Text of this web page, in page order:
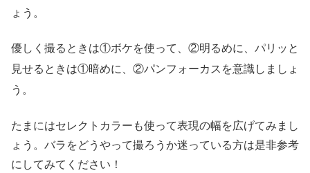
ょう。
優しく撮るときは①ボケを使って、②明るめに、パリッと
見せるときは①暗めに、②パンフォーカスを意識しましょ
う。
たまにはセレクトカラーも使って表現の幅を広げてみまし
ょう。バラをどうやって撮ろうか迷っている方は是非参考
にしてみてください！